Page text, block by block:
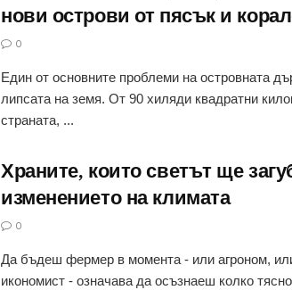
нови острови от пясък и
0
Един от основните проблеми на островната
липсата на земя. От 90 хиляди квадратни
страната, ...
Храните, които светът ще
изменението на климата
0
Да бъдеш фермер в момента - или агроном,
икономист - означава да осъзнаеш колко